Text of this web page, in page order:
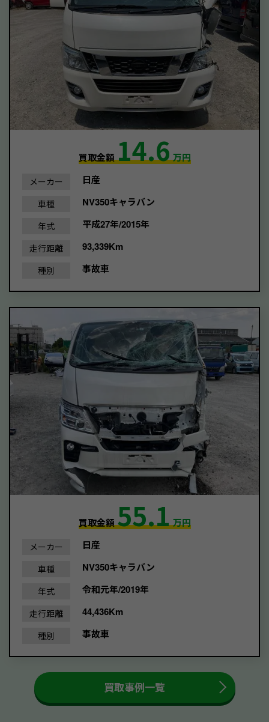
買取金額14.6万円
メーカー 日産
車種 NV350キャラバン
年式 平成27年/2015年
走行距離 93,339Km
種別 事故車
買取金額55.1万円
メーカー 日産
車種 NV350キャラバン
年式 令和元年/2019年
走行距離 44,436Km
種別 事故車
買取事例一覧